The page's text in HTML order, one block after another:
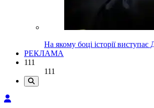
На якому боці історії
РЕКЛАМА
111
111